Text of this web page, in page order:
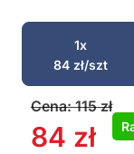
kabiny
Matowa
prywatność
Doskonała
słonecznymi
Mniejsza
Prosta
1x
84 zł/szt
Cena:115zł
84 zł